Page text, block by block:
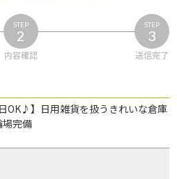
STEP
2
内容確認
STEP
3
送信完了
OK♪】日用雑貨を扱うきれいな倉庫
完備